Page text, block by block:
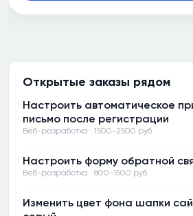
Открытые заказы рядом
Настроить автоматическое
письмо после регистрации
Веб-разработка · 1500-2500 руб
Настроить форму обратной
Веб-разработка · 800-1500 руб
Изменить цвет фона шапки